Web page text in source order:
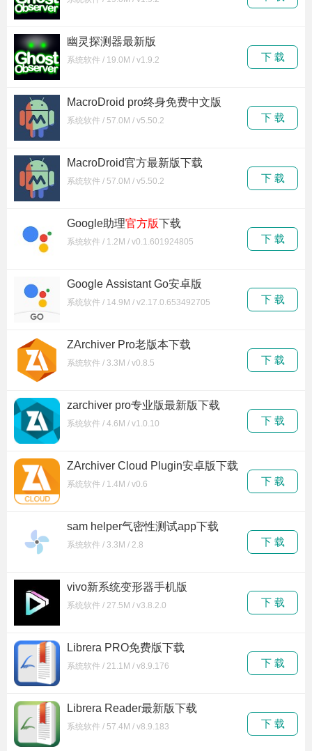
幽灵探测器最新版
系统软件 / 19.0M / v1.9.2 下 载
MacroDroid pro终身免费中文版
系统软件 / 57.0M / v5.50.2 下 载
MacroDroid官方最新版下载
系统软件 / 57.0M / v5.50.2 下 载
Google助理官方版下载
系统软件 / 1.2M / v0.1.601924805 下 载
Google Assistant Go安卓版
系统软件 / 14.9M / v2.17.0.653492705 下 载
ZArchiver Pro老版本下载
系统软件 / 3.3M / v0.8.5 下 载
zarchiver pro专业版最新版下载
系统软件 / 4.6M / v1.0.10 下 载
ZArchiver Cloud Plugin安卓版下载
系统软件 / 1.4M / v0.6 下 载
sam helper气密性测试app下载
系统软件 / 3.3M / 2.8 下 载
vivo新系统变形器手机版
系统软件 / 27.5M / v3.8.2.0 下 载
Librera PRO免费版下载
系统软件 / 21.1M / v8.9.176 下 载
Librera Reader最新版下载
系统软件 / 57.4M / v8.9.183 下 载